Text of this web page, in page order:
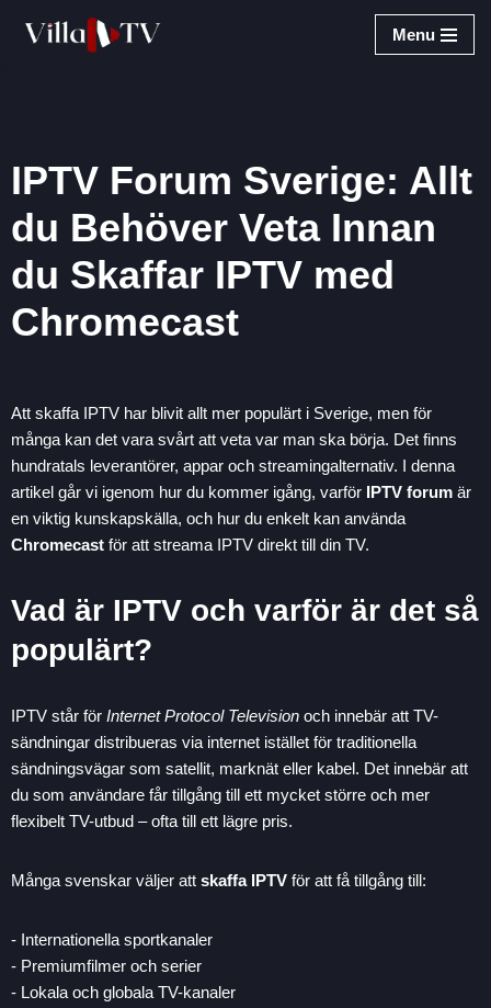
Menu
IPTV Forum Sverige: Allt
du Behöver Veta Innan
du Skaffar IPTV med
Chromecast
Att skaffa IPTV har blivit allt mer populärt i Sverige, men för
många kan det vara svårt att veta var man ska börja. Det finns
hundratals leverantörer, appar och streamingalternativ. I denna
artikel går vi igenom hur du kommer igång, varför IPTV forum är
en viktig kunskapskälla, och hur du enkelt kan använda
Chromecast för att streama IPTV direkt till din TV.
Vad är IPTV och varför är det så
populärt?
IPTV står för Internet Protocol Television och innebär att TV-
sändningar distribueras via internet istället för traditionella
sändningsvägar som satellit, marknät eller kabel. Det innebär att
du som användare får tillgång till ett mycket större och mer
flexibelt TV-utbud – ofta till ett lägre pris.
Många svenskar väljer att skaffa IPTV för att få tillgång till:
- Internationella sportkanaler
- Premiumfilmer och serier
- Lokala och globala TV-kanaler